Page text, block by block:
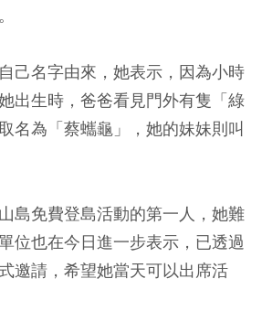
己名字由來，她表示，因為小時
出生時，爸爸看見門外有隻「綠
名為「蔡蠵龜」，她的妹妹則叫
島免費登島活動的第一人，她難
位也在今日進一步表示，已透過
邀請，希望她當天可以出席活